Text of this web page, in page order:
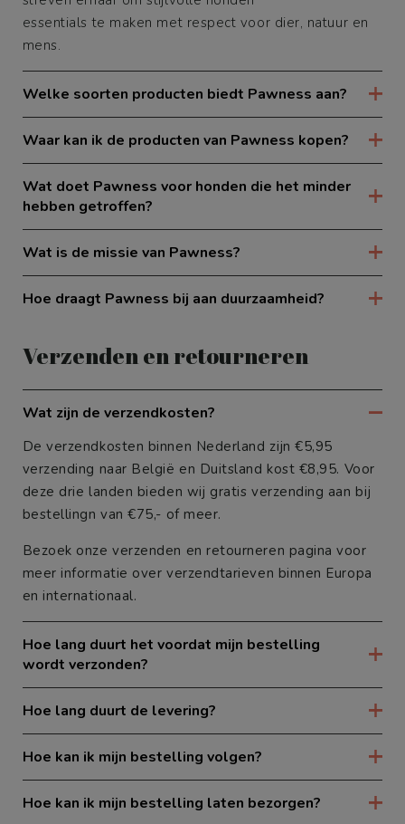
essentials te maken met respect voor dier, natuur en
mens.
Welke soorten producten biedt Pawness aan?
Waar kan ik de producten van Pawness kopen?
Wat doet Pawness voor honden die het minder
hebben getroffen?
Wat is de missie van Pawness?
Hoe draagt Pawness bij aan duurzaamheid?
Verzenden en retourneren
Wat zijn de verzendkosten?
De verzendkosten binnen Nederland zijn €5,95
verzending naar België en Duitsland kost €8,95. Voor
deze drie landen bieden wij gratis verzending aan bij
bestellingn van €75,- of meer.
Bezoek onzeverzenden en retourneren pagina voor
meer informatie over verzendtarieven binnen Europa
en internationaal.
Hoe lang duurt het voordat mijn bestelling
wordt verzonden?
Hoe lang duurt de levering?
Hoe kan ik mijn bestelling volgen?
Hoe kan ik mijn bestelling laten bezorgen?